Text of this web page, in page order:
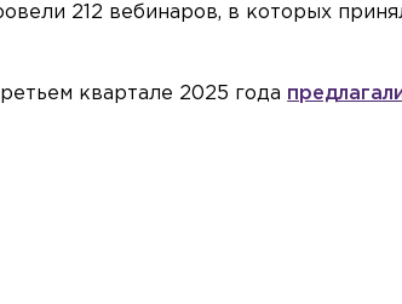
212 вебинаров, в которых
квартале 2025 года